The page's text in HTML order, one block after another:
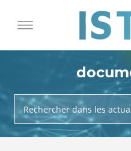
Rechercher dans les